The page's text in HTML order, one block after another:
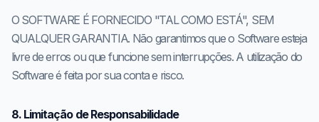
O SOFTWARE É FORNECIDO "TAL COMO ESTÁ", SEM
QUALQUER GARANTIA. Não garantimos que o Software esteja
livre de erros ou que funcione sem interrupções. A utilização do
Software é feita por sua conta e risco.
8. Limitação de Responsabilidade